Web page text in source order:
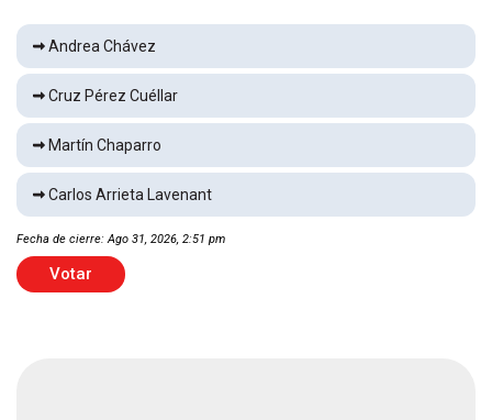
Lo detienen presuntamente con armas y
marihuana
Local 2 min
Localizan mujer sin vida en calle
Local 1 min
Hallan muerto en habitación de hotel
Local
Andrea Chávez
Cruz Pérez Cuéllar
Martín Chaparro
Carlos Arrieta Lavenant
Fecha de cierre: Ago 31, 2026, 2:51 pm
Votar